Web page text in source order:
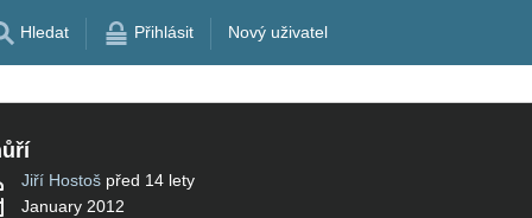
Hledat Přihlásit Nový uživatel
Jiří Hostoš před 14 lety
January 2012